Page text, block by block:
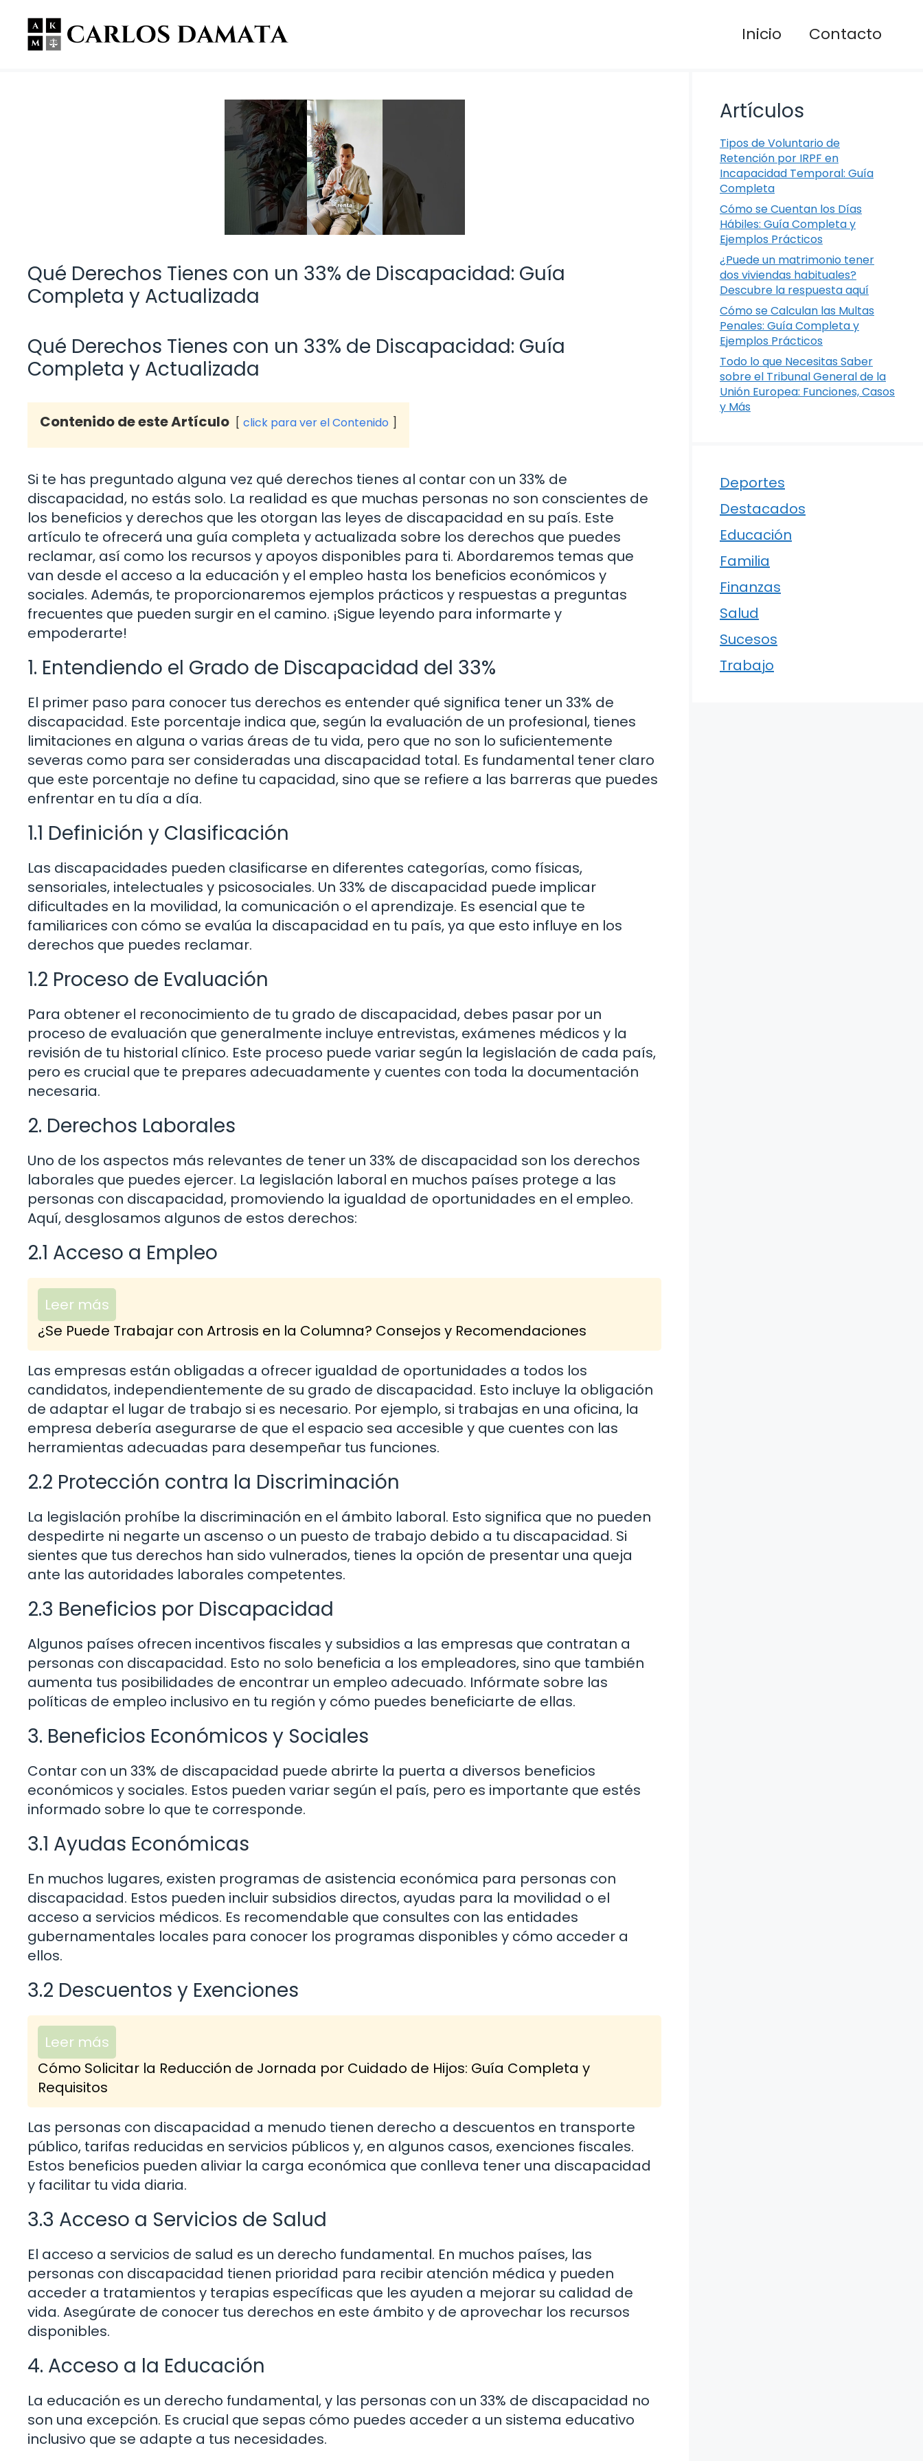
contenido
Inicio Contacto
Qué Derechos Tienes con un 33% de Discapacidad: Guía
Completa y Actualizada
Qué Derechos Tienes con un 33% de Discapacidad: Guía
Completa y Actualizada
Contenido de este Artículo click para ver el Contenido
Si te has preguntado alguna vez qué derechos tienes al contar con un 33% de
discapacidad, no estás solo. La realidad es que muchas personas no son conscientes de
los beneficios y derechos que les otorgan las leyes de discapacidad en su país. Este
artículo te ofrecerá una guía completa y actualizada sobre los derechos que puedes
reclamar, así como los recursos y apoyos disponibles para ti. Abordaremos temas que
van desde el acceso a la educación y el empleo hasta los beneficios económicos y
sociales. Además, te proporcionaremos ejemplos prácticos y respuestas a preguntas
frecuentes que pueden surgir en el camino. ¡Sigue leyendo para informarte y
empoderarte!
1. Entendiendo el Grado de Discapacidad del 33%
El primer paso para conocer tus derechos es entender qué significa tener un 33% de
discapacidad. Este porcentaje indica que, según la evaluación de un profesional, tienes
limitaciones en alguna o varias áreas de tu vida, pero que no son lo suficientemente
severas como para ser consideradas una discapacidad total. Es fundamental tener claro
que este porcentaje no define tu capacidad, sino que se refiere a las barreras que puedes
enfrentar en tu día a día.
1.1 Definición y Clasificación
Las discapacidades pueden clasificarse en diferentes categorías, como físicas,
sensoriales, intelectuales y psicosociales. Un 33% de discapacidad puede implicar
dificultades en la movilidad, la comunicación o el aprendizaje. Es esencial que te
familiarices con cómo se evalúa la discapacidad en tu país, ya que esto influye en los
derechos que puedes reclamar.
1.2 Proceso de Evaluación
Para obtener el reconocimiento de tu grado de discapacidad, debes pasar por un
proceso de evaluación que generalmente incluye entrevistas, exámenes médicos y la
revisión de tu historial clínico. Este proceso puede variar según la legislación de cada país,
pero es crucial que te prepares adecuadamente y cuentes con toda la documentación
necesaria.
2. Derechos Laborales
Uno de los aspectos más relevantes de tener un 33% de discapacidad son los derechos
laborales que puedes ejercer. La legislación laboral en muchos países protege a las
personas con discapacidad, promoviendo la igualdad de oportunidades en el empleo.
Aquí, desglosamos algunos de estos derechos:
2.1 Acceso a Empleo
Leer más
¿Se Puede Trabajar con Artrosis en la Columna? Consejos y Recomendaciones
Las empresas están obligadas a ofrecer igualdad de oportunidades a todos los
candidatos, independientemente de su grado de discapacidad. Esto incluye la obligación
de adaptar el lugar de trabajo si es necesario. Por ejemplo, si trabajas en una oficina, la
empresa debería asegurarse de que el espacio sea accesible y que cuentes con las
herramientas adecuadas para desempeñar tus funciones.
2.2 Protección contra la Discriminación
La legislación prohíbe la discriminación en el ámbito laboral. Esto significa que no pueden
despedirte ni negarte un ascenso o un puesto de trabajo debido a tu discapacidad. Si
sientes que tus derechos han sido vulnerados, tienes la opción de presentar una queja
ante las autoridades laborales competentes.
2.3 Beneficios por Discapacidad
Algunos países ofrecen incentivos fiscales y subsidios a las empresas que contratan a
personas con discapacidad. Esto no solo beneficia a los empleadores, sino que también
aumenta tus posibilidades de encontrar un empleo adecuado. Infórmate sobre las
políticas de empleo inclusivo en tu región y cómo puedes beneficiarte de ellas.
3. Beneficios Económicos y Sociales
Contar con un 33% de discapacidad puede abrirte la puerta a diversos beneficios
económicos y sociales. Estos pueden variar según el país, pero es importante que estés
informado sobre lo que te corresponde.
3.1 Ayudas Económicas
En muchos lugares, existen programas de asistencia económica para personas con
discapacidad. Estos pueden incluir subsidios directos, ayudas para la movilidad o el
acceso a servicios médicos. Es recomendable que consultes con las entidades
gubernamentales locales para conocer los programas disponibles y cómo acceder a
ellos.
3.2 Descuentos y Exenciones
Leer más
Cómo Solicitar la Reducción de Jornada por Cuidado de Hijos: Guía Completa y
Requisitos
Las personas con discapacidad a menudo tienen derecho a descuentos en transporte
público, tarifas reducidas en servicios públicos y, en algunos casos, exenciones fiscales.
Estos beneficios pueden aliviar la carga económica que conlleva tener una discapacidad
y facilitar tu vida diaria.
3.3 Acceso a Servicios de Salud
El acceso a servicios de salud es un derecho fundamental. En muchos países, las
personas con discapacidad tienen prioridad para recibir atención médica y pueden
acceder a tratamientos y terapias específicas que les ayuden a mejorar su calidad de
vida. Asegúrate de conocer tus derechos en este ámbito y de aprovechar los recursos
disponibles.
4. Acceso a la Educación
La educación es un derecho fundamental, y las personas con un 33% de discapacidad no
son una excepción. Es crucial que sepas cómo puedes acceder a un sistema educativo
inclusivo que se adapte a tus necesidades.
Artículos
Tipos de Voluntario de
Retención por IRPF en
Incapacidad Temporal: Guía
Completa
Cómo se Cuentan los Días
Hábiles: Guía Completa y
Ejemplos Prácticos
¿Puede un matrimonio tener
dos viviendas habituales?
Descubre la respuesta aquí
Cómo se Calculan las Multas
Penales: Guía Completa y
Ejemplos Prácticos
Todo lo que Necesitas Saber
sobre el Tribunal General de la
Unión Europea: Funciones, Casos
y Más
Deportes
Destacados
Educación
Familia
Finanzas
Salud
Sucesos
Trabajo